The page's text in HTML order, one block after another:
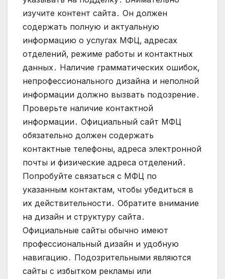
изучите контент сайта․ Он должен
содержать полную и актуальную
информацию о услугах МФЦ‚ адресах
отделений‚ режиме работы и контактных
данных․ Наличие грамматических ошибок‚
непрофессионального дизайна и неполной
информации должно вызвать подозрение․
Проверьте наличие контактной
информации․ Официальный сайт МФЦ
обязательно должен содержать
контактные телефоны‚ адреса электронной
почты и физические адреса отделений․
Попробуйте связаться с МФЦ по
указанным контактам‚ чтобы убедиться в
их действительности․ Обратите внимание
на дизайн и структуру сайта․
Официальные сайты обычно имеют
профессиональный дизайн и удобную
навигацию․ Подозрительными являются
сайты с избытком рекламы или